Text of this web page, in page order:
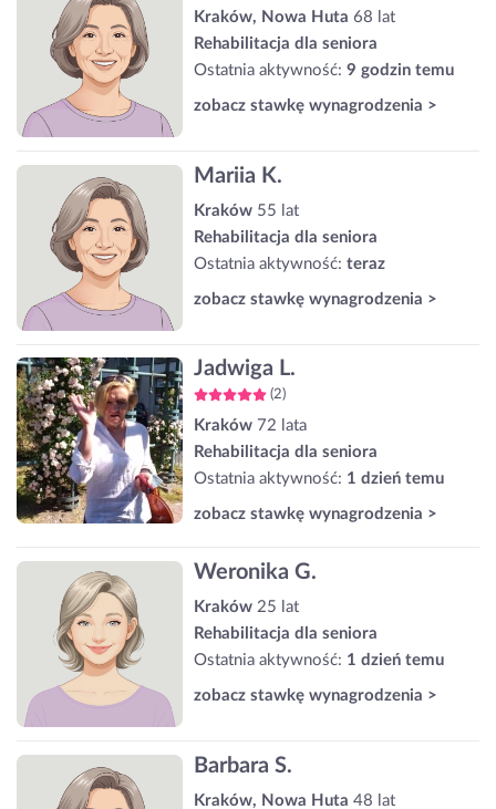
Kraków, Nowa Huta 68 lat
Rehabilitacja dla seniora
Ostatnia aktywność: 9 godzin temu
zobacz stawkę wynagrodzenia >
Mariia K.
Kraków 55 lat
Rehabilitacja dla seniora
Ostatnia aktywność: teraz
zobacz stawkę wynagrodzenia >
Jadwiga L.
(2)
Kraków 72 lata
Rehabilitacja dla seniora
Ostatnia aktywność: 1 dzień temu
zobacz stawkę wynagrodzenia >
Weronika G.
Kraków 25 lat
Rehabilitacja dla seniora
Ostatnia aktywność: 1 dzień temu
zobacz stawkę wynagrodzenia >
Barbara S.
Kraków, Nowa Huta 48 lat